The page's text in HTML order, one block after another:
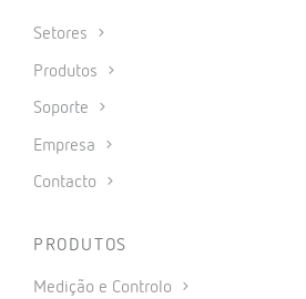
Setores
Produtos
Soporte
Empresa
Contacto
PRODUTOS
Medição e Controlo